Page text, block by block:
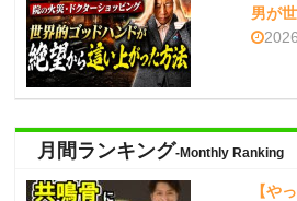
男が
月間ランキング-Monthly Ranking
【や